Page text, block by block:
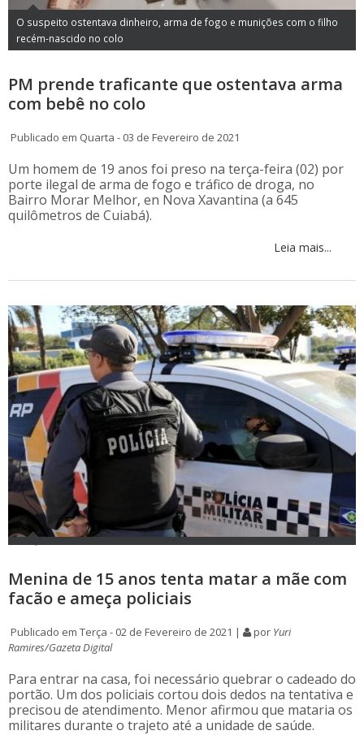
O suspeito ostentava dinheiro, arma de fogo e munições com o filho
recém-nascido no colo
PM prende traficante que ostentava arma
com bebê no colo
Publicado em Quarta - 03 de Fevereiro de 2021
Um homem de 19 anos foi preso na terça-feira (02) por
porte ilegal de arma de fogo e tráfico de droga, no
Bairro Morar Melhor, en Nova Xavantina (a 645
quilômetros de Cuiabá).
Leia mais...
Menina de 15 anos tenta matar a mãe com
facão e ameça policiais
Publicado em Terça - 02 de Fevereiro de 2021 | por Yuri
Ramires/Gazeta Digital
Para entrar na casa, foi necessário quebrar o cadeado do
portão. Um dos policiais cortou dois dedos na tentativa e
precisou de atendimento. Menor afirmou que mataria os
militares durante o trajeto até a unidade de saúde.